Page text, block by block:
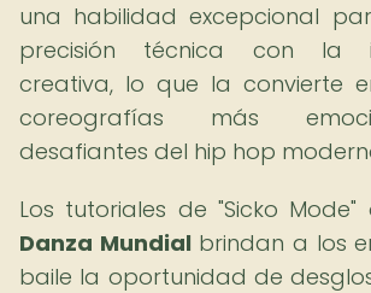
una habilidad excepcional
precisión técnica con la
creativa, lo que la convierte
coreografías más
desafiantes del hip hop
Los tutoriales de "Sicko
Danza Mundial brindan a los
baile la oportunidad de